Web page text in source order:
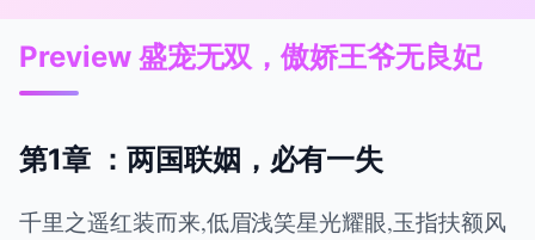
Preview 盛宠无双，傲娇王爷无良妃
第1章 ：两国联姻，必有一失
千里之遥红装而来,低眉浅笑星光耀眼,玉指扶额风